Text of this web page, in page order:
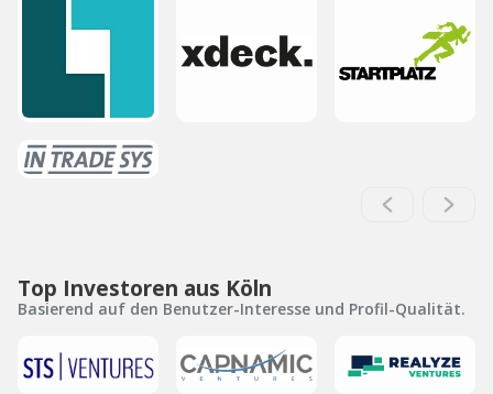
Top Investoren aus Köln
Basierend auf den Benutzer-Interesse und Profil-Qualität.